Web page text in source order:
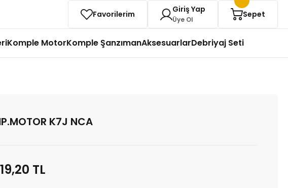
Favorilerim Giriş Yap
Üye Ol
Sepet
Komple MotorKomple ŞanzımanAksesuarlarDebriyaj Seti
K7J NCA
TL